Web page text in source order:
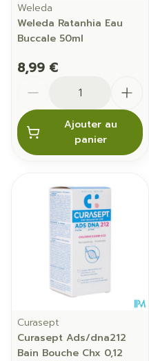
Weleda
Weleda Ratanhia Eau
Buccale 50ml
8,99 €
Ajouter au
panier
Curasept
Curasept Ads/dna212
Bain Bouche Chx 0,12